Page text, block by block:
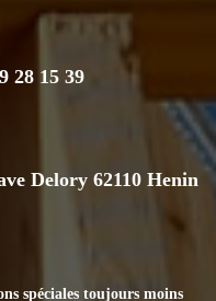
28 15 39
Delory 62110 Henin
spéciales toujours moins